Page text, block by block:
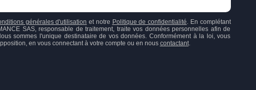
générales d'utilisation et notre Politique de confidentialité. En complétant
SAS, responsable de traitement, traite vos données personnelles afin de
sommes l'unique destinataire de vos données. Conformément à la loi, vous
en vous connectant à votre compte ou en nous contactant.